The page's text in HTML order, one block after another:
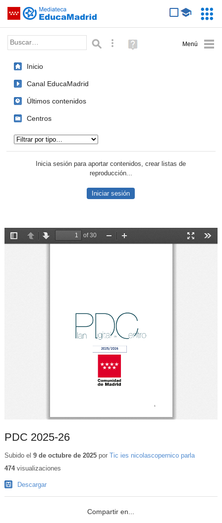
Saltar navegación
Palabra o frase: Búsqueda avanzada
Ayuda
(en
Inicio
Canal EducaMadrid
Últimos contenidos
Centros
Inicia sesión para aportar contenidos, crear listas de
reproducción...
Iniciar sesión
PDC 2025-26
Subido el 9 de octubre de 2025por Tic ies nicolascopernico parla
474visualizaciones
Descargar